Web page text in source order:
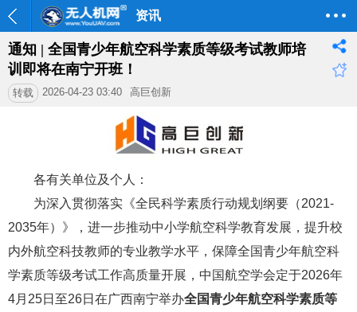
资讯
通知 | 全国青少年航空科学素质等级考试教师培
训即将在南宁开班！
转载 2026-04-23 03:40 高巨创新
各有关单位及个人：
为深入贯彻落实《全民科学素质行动规划纲要（2021-
2035年）》，进一步推动中小学航空科学教育发展，提升校
内外航空科技教师的专业教学水平，保障全国青少年航空科
学素质等级考试工作高质量开展，中国航空学会定于2026年
4月25日至26日在广西南宁举办全国青少年航空科学素质等